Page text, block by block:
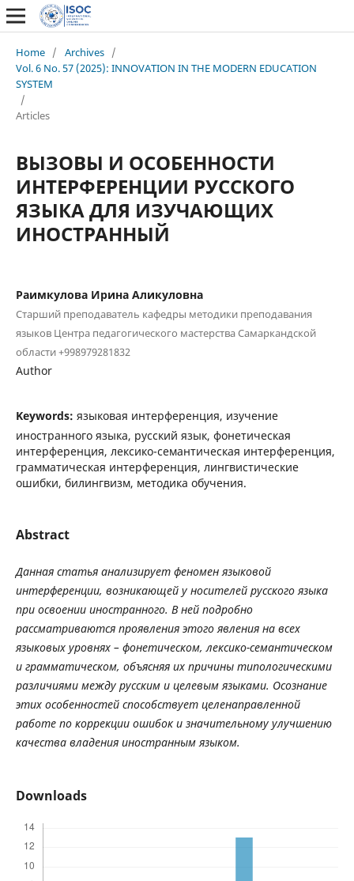
Home / Archives /
Vol. 6 No. 57 (2025): INNOVATION IN THE MODERN EDUCATION
SYSTEM
/
Articles
ВЫЗОВЫ И ОСОБЕННОСТИ
ИНТЕРФЕРЕНЦИИ РУССКОГО
ЯЗЫКА ДЛЯ ИЗУЧАЮЩИХ
ИНОСТРАННЫЙ
Раимкулова Ирина Аликуловна
Старший преподаватель кафедры методики преподавания
языков Центра педагогического мастерства Самаркандской
области +998979281832
Author
Keywords: языковая интерференция, изучение
иностранного языка, русский язык, фонетическая
интерференция, лексико-семантическая интерференция,
грамматическая интерференция, лингвистические
ошибки, билингвизм, методика обучения.
Abstract
Данная статья анализирует феномен языковой
интерференции, возникающей у носителей русского языка
при освоении иностранного. В ней подробно
рассматриваются проявления этого явления на всех
языковых уровнях – фонетическом,лексико-семантическом
и грамматическом, объясняя их причины типологическими
различиями между русским и целевым языками. Осознание
этих особенностей способствует целенаправленной
работе по коррекции ошибок и значительному улучшению
качества владения иностранным языком.
Downloads